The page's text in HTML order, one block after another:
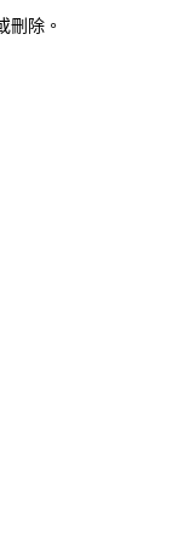
刪除。